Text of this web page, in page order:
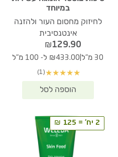
במיוחד
לחיזוק מחסום העור ולהזנה
אינטנסיבית
₪129.90
30 מ"ל ₪433.00 ל- 100 מ"ל
★
★
★
★
★
(1)
2 יח' = 125 ₪